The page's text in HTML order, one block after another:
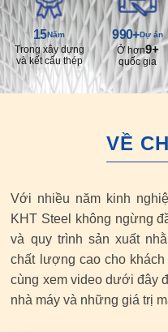
15Năm
Trong xây dựng
và kết cấu thép
990+Dự án
Ở hơn9+
quốc gia
VỀ
Với nhiều năm kinh
KHT Steel không ngừng
và quy trình sản xuất
chất lượng cao cho
cùng xem video dưới đây
nhà máy và những giá trị